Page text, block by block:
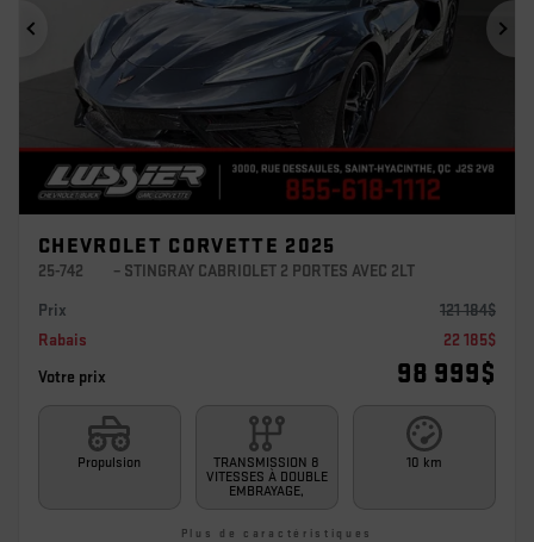
Précédent
CHEVROLET CORVETTE 2025
25-742
– STINGRAY CABRIOLET 2 PORTES AVEC 2LT
Prix
121 184$
Rabais
22 185$
Votre prix
98 999$
Propulsion
TRANSMISSION 8
VITESSES À DOUBLE
EMBRAYAGE,
10 km
Plus de caractéristiques